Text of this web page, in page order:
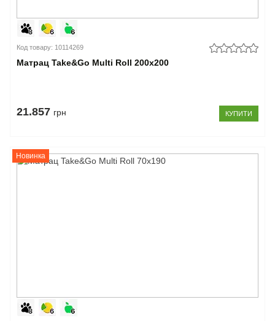
Код товару: 10114269
Матрац Take&Go Multi Roll 200x200
21.857 грн КУПИТИ
Новинка